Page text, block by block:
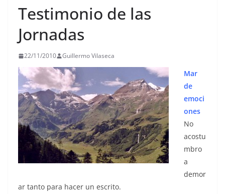
Testimonio de las
Jornadas
22/11/2010 Guillermo Vilaseca
Mar
de
emoci
ones
No
acostu
mbro
a
demor
ar tanto para hacer un escrito.